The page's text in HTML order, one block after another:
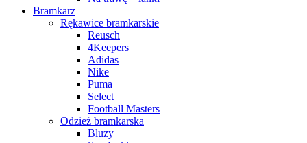
Bramkarz
Rękawice bramkarskie
Reusch
4Keepers
Adidas
Nike
Puma
Select
Football Masters
Odzież bramkarska
Bluzy